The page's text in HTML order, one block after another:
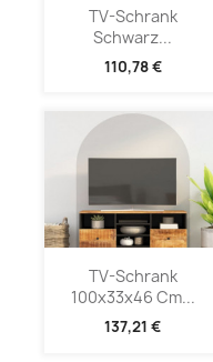
TV-Schrank
Schwarz...
110,78 €
TV-Schrank
100x33x46 Cm...
137,21 €